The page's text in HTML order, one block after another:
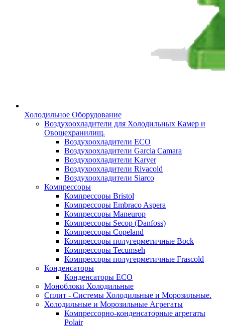
Холодильное Оборудование
Воздухоохладители для Холодильных Камер и
Овощехранилищ.
Воздухоохладители ECO
Воздухоохладители Garcia Camara
Воздухоохладители Karyer
Воздухоохладители Rivacold
Воздухоохладители Siarco
Компрессоры
Компрессоры Bristol
Компрессоры Embraco Aspera
Компрессоры Maneurop
Компрессоры Secop (Danfoss)
Компрессоры Copeland
Компрессоры полугерметичные Bock
Компрессоры Tecumseh
Компрессоры полугерметичные Frascold
Конденсаторы
Конденсаторы ECO
Моноблоки Холодильные
Сплит - Системы Холодильные и Морозильные.
Холодильные и Морозильные Агрегаты
Компрессорно-конденсаторные агрегаты
Polair